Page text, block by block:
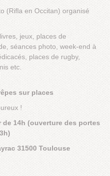
(Rifla en Occitan) organisé
jeux, places de
séances photo, week-end à
places de rugby,
etc.
sur places
!
de 14h (ouverture des portes
31500 Toulouse